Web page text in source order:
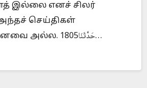
இல்லை எனச் சிலர்
செய்திகள்
ஆதாரப்பூர்வமானவை அல்ல. 1805حَدَّثَنَا…